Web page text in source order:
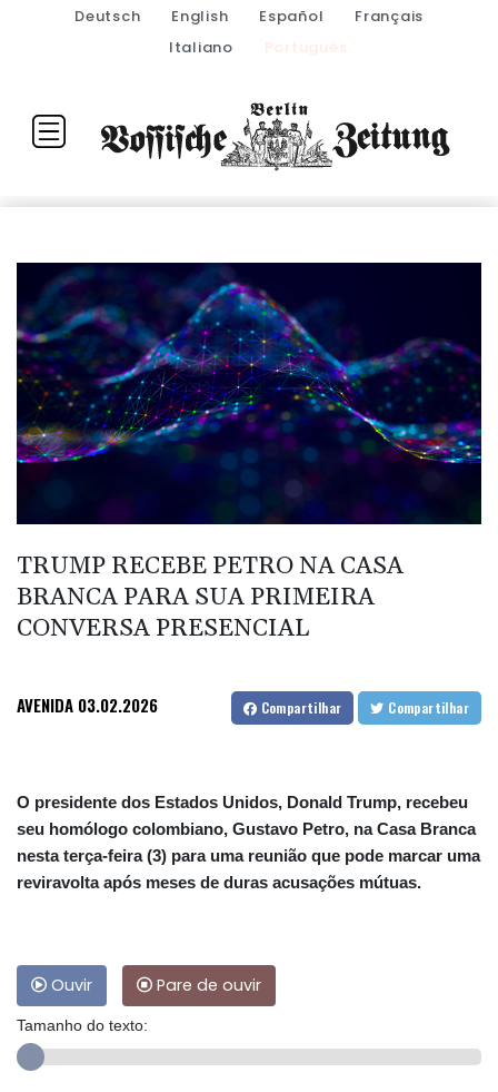
Deutsch English Español
Français
Italiano
Português
TRUMP RECEBE PETRO NA CASA
BRANCA PARA SUA PRIMEIRA
CONVERSA PRESENCIAL
AVENIDA 03.02.2026 Compartilhar Compartilhar
O presidente dos Estados Unidos, Donald Trump, recebeu
seu homólogo colombiano, Gustavo Petro, na Casa Branca
nesta terça-feira (3) para uma reunião que pode marcar uma
reviravolta após meses de duras acusações mútuas.
Ouvir Pare de ouvir
Tamanho do texto: